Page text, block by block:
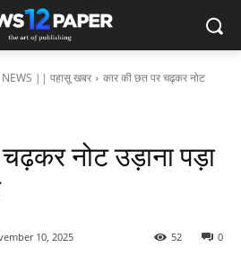
NEWS || पहासू खबर
कार की छत पर चढ़कर नोट
नोट उड़ाना पड़ा
10, 2025 0
52